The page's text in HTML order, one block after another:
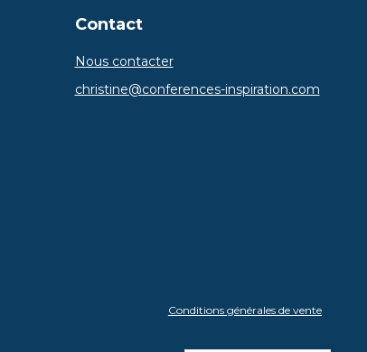
Contact
Nous contacter
christine@conferences-inspiration.com
Conditions générales de vente